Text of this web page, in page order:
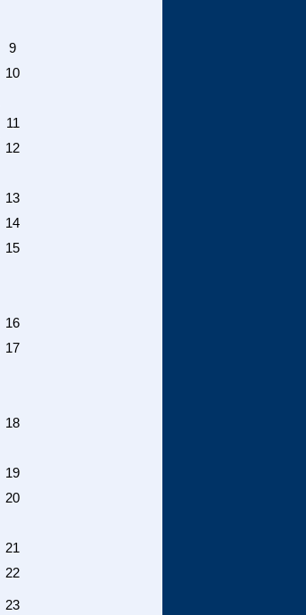
9
10
11
12
13
14
15
16
17
18
19
20
21
22
23